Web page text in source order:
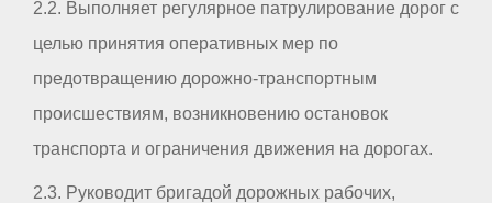
2.2. Выполняет регулярное патрулирование дорог с
целью принятия оперативных мер по
предотвращению дорожно-транспортным
происшествиям, возникновению остановок
транспорта и ограничения движения на дорогах.
2.3. Руководит бригадой дорожных рабочих,